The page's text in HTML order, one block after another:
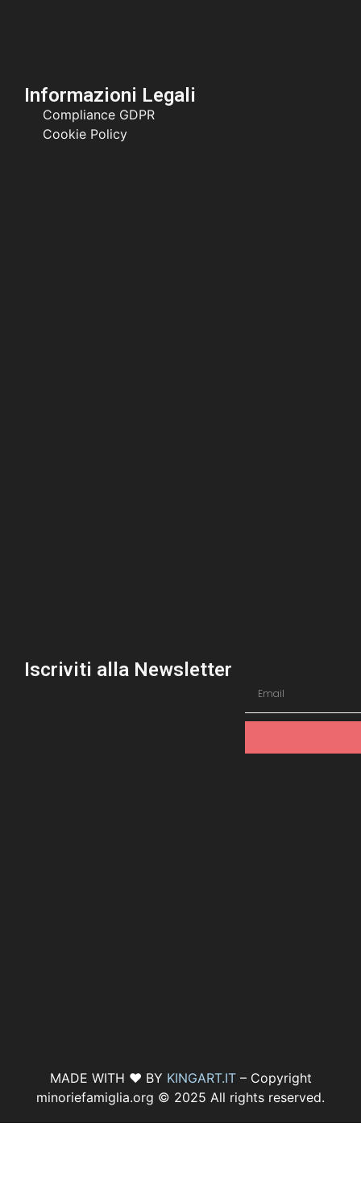
Informazioni Legali
Compliance GDPR
Cookie Policy
Iscriviti alla Newsletter
MADE WITH ♥ BY KINGART.IT– Copyright
minoriefamiglia.org © 2025 All rights reserved.